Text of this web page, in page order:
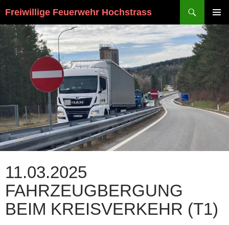
Freiwillige Feuerwehr Hochstrass
MENÜ
INHALT
SPRINGEN
11.03.2025
FAHRZEUGBERGUNG
BEIM KREISVERKEHR (T1)